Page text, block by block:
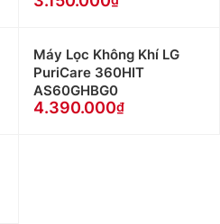
Máy Lọc Không Khí LG
PuriCare 360HIT
AS60GHBG0
4.390.000